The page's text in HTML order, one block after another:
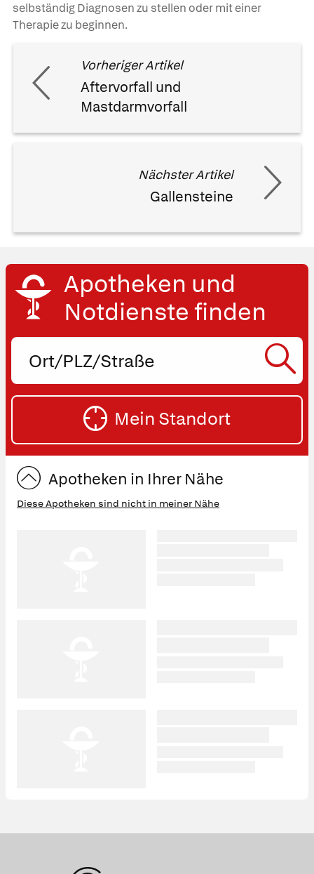
selbständig Diagnosen zu stellen oder mit einer
Therapie zu beginnen.
Vorheriger Artikel
Aftervorfall und
Mastdarmvorfall
Nächster Artikel
Gallensteine
Apotheken und
Notdienste finden
Ort,
oder
Straße
Mein Standort
Apotheken in Ihrer Nähe
Diese Apotheken sind nicht in meiner Nähe